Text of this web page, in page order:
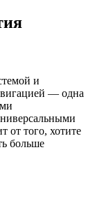
и
— одна
от того, хотите
больше